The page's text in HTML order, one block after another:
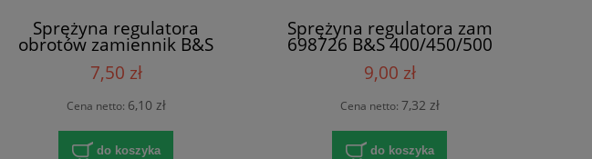
Sprężyna regulatora
obrotów zamiennik B&S
691859
7,50 zł
Cena netto: 6,10 zł
do koszyka
Sprężyna regulatora zam
698726 B&S 400/450/500
9,00 zł
Cena netto: 7,32 zł
do koszyka